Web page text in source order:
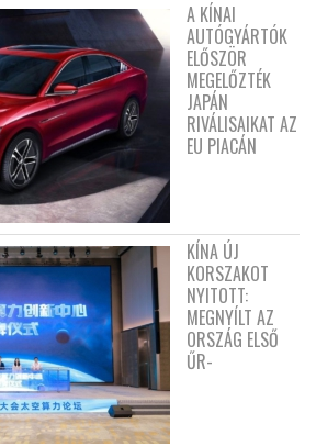
A KÍNAI
AUTÓGYÁRTÓK
ELŐSZÖR
MEGELŐZTÉK
JAPÁN
RIVÁLISAIKAT AZ
EU PIACÁN
KÍNA ÚJ
KORSZAKOT
NYITOTT:
MEGNYÍLT AZ
ORSZÁG ELSŐ
ŰR-